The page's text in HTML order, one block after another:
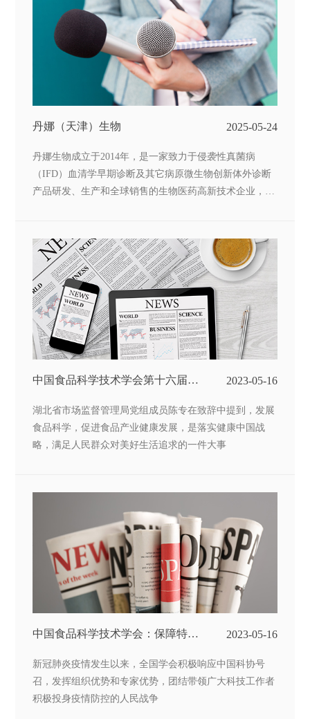
丹娜（天津）生物 2025-05-24
丹娜生物成立于2014年，是一家致力于侵袭性真菌病
（IFD）血清学早期诊断及其它病原微生物创新体外诊断
产品研发、生产和全球销售的生物医药高新技术企业，入
军培育企业。
中国食品科学技术学会第十六届年
武汉召开
2023-05-16
湖北省市场监督管理局党组成员陈专在致辞中提到，发展
食品科学，促进食品产业健康发展，是落实健康中国战
略，满足人民群众对美好生活追求的一件大事
中国食品科学技术学会：保障特殊
2023-05-16
新冠肺炎疫情发生以来，全国学会积极响应中国科协号
召，发挥组织优势和专家优势，团结带领广大科技工作者
积极投身疫情防控的人民战争